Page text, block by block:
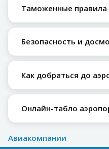
Таможенные правила
Безопасность и
Как добраться до
Онлайн-табло
Авиакомпании